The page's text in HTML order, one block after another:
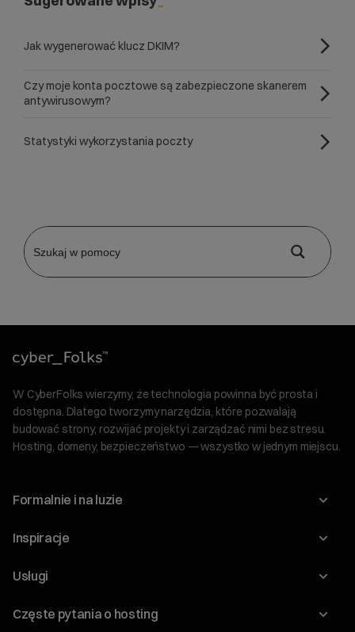
Jak wygenerować klucz DKIM?
Czy moje konta pocztowe są zabezpieczone skanerem
antywirusowym?
Statystyki wykorzystania poczty
W CyberFolks wierzymy, że technologia powinna być prosta i
dostępna. Dlatego tworzymy narzędzia, które pozwalają
budować strony, rozwijać projekty i zarządzać nimi bez stresu.
Hosting, domeny, bezpieczeństwo — wszystko w jednym miejscu.
Formalnie i na luzie
O nas
Program Korzyści dla Inwestorów
Regulaminy i specyfikacje
Inspiracje
Blog
WordPress
Usługi
Domeny
Częste pytania o hosting